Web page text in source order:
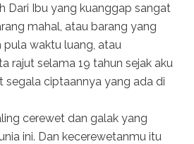
Dari Ibu yang kuanggap sangat
mahal, atau barang yang
pula waktu luang, atau
rajut selama 19 tahun sejak aku
segala ciptaannya yang ada di
cerewet dan galak yang
ini. Dan kecerewetanmu itu